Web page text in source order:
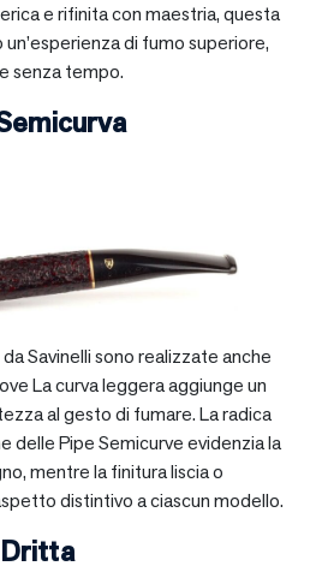
e rifinita con maestria, questa
di fumo superiore,
senza tempo.
Savinelli sono realizzate anche
La curva leggera aggiunge un
al gesto di fumare. La radica
delle Pipe Semicurve evidenzia la
mentre la finitura liscia o
distintivo a ciascun modello.